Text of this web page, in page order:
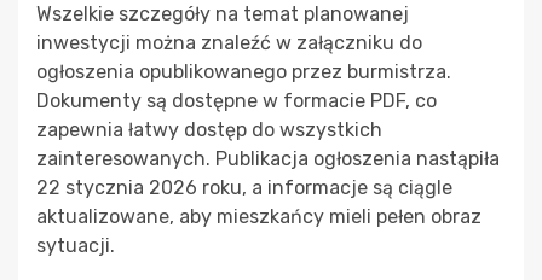
Wszelkie szczegóły na temat planowanej
inwestycji można znaleźć w załączniku do
ogłoszenia opublikowanego przez burmistrza.
Dokumenty są dostępne w formacie PDF, co
zapewnia łatwy dostęp do wszystkich
zainteresowanych. Publikacja ogłoszenia nastąpiła
22 stycznia 2026 roku, a informacje są ciągle
aktualizowane, aby mieszkańcy mieli pełen obraz
sytuacji.